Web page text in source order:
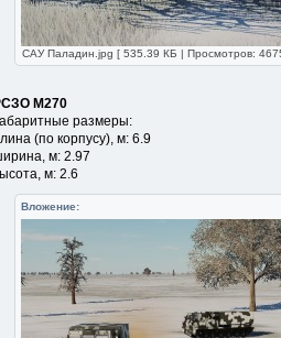
САУ Паладин.jpg [ 535.39 КБ | Просмотров:
М270
размеры:
(по корпусу), м: 6.9
м: 2.97
м: 2.6
Вложение: